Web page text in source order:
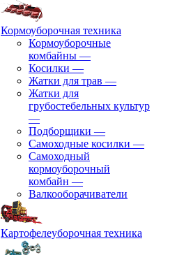
Кормоуборочная техника
Кормоуборочные
комбайны —
Косилки —
Жатки для трав —
Жатки для
грубостебельных культур
—
Подборщики —
Самоходные косилки —
Самоходный
кормоуборочный
комбайн —
Валкооборачиватели
Картофелеуборочная техника